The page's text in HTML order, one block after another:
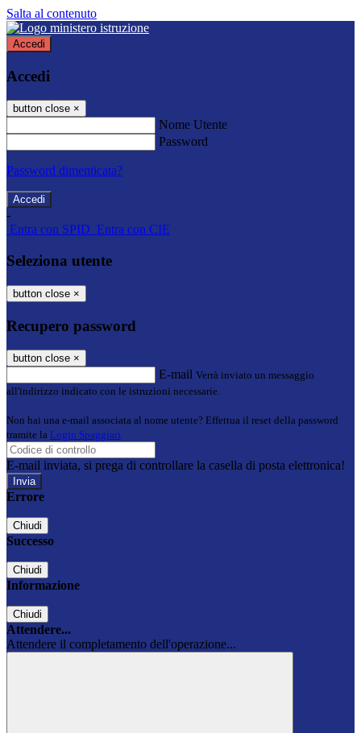
Salta al contenuto
Accedi
Accedi
button close ×
Nome Utente
Password
Password dimenticata?
-
Entra con SPID Entra con CIE
Seleziona utente
button close ×
Recupero password
button close ×
E-mail Verrà inviato un messaggio
all'indirizzo indicato con le istruzioni necessarie.
Non hai una e-mail associata al nome utente? Effettua il reset della password
tramite la Login Spaggiari
E-mail inviata, si prega di controllare la casella di posta elettronica!
Errore
Chiudi
Successo
Chiudi
Informazione
Chiudi
Attendere...
Attendere il completamento dell'operazione...